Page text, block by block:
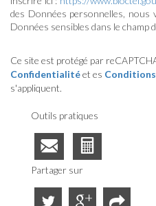
des Données personnelles,
Données sensibles dans le champ
Ce site est protégé par
Confidentialitéet es
s'appliquent.
Outils pratiques
Partager sur